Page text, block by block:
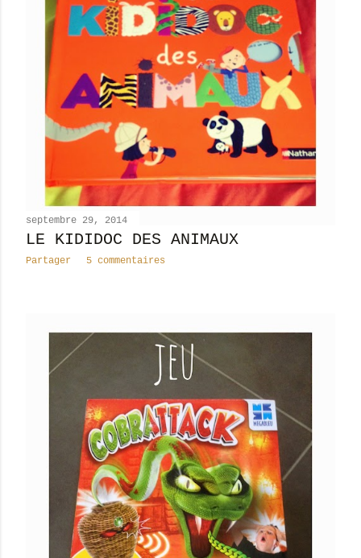
septembre 29, 2014
LE KIDIDOC DES ANIMAUX
Partager 5 commentaires